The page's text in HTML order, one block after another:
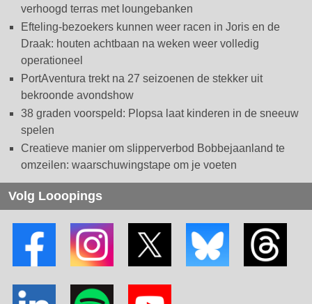
verhoogd terras met loungebanken
Efteling-bezoekers kunnen weer racen in Joris en de
Draak: houten achtbaan na weken weer volledig
operationeel
PortAventura trekt na 27 seizoenen de stekker uit
bekroonde avondshow
38 graden voorspeld: Plopsa laat kinderen in de sneeuw
spelen
Creatieve manier om slipperverbod Bobbejaanland te
omzeilen: waarschuwingstape om je voeten
Volg Looopings